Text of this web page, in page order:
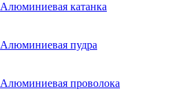
Алюминиевая катанка
Алюминиевая пудра
Алюминиевая проволока